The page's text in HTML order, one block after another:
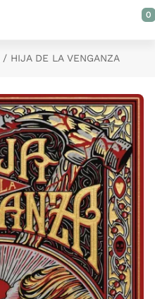
0
HIJA DE LA VENGANZA